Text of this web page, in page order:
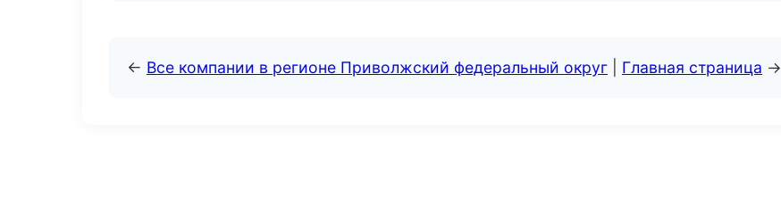
← Все компании в регионе Приволжский федеральный округ Главная страница →